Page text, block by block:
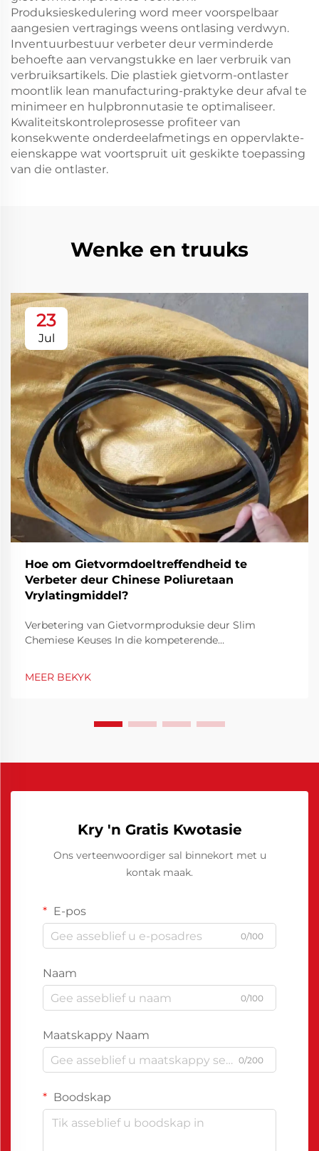
Produksieskedulering word meer voorspelbaar
aangesien vertragings weens ontlasing verdwyn.
Inventuurbestuur verbeter deur verminderde
behoefte aan vervangstukke en laer verbruik van
verbruiksartikels. Die plastiek gietvorm-ontlaster
moontlik lean manufacturing-praktyke deur afval te
minimeer en hulpbronnutasie te optimaliseer.
Kwaliteitskontroleprosesse profiteer van
konsekwente onderdeelafmetings en oppervlakte-
eienskappe wat voortspruit uit geskikte toepassing
van die ontlaster.
Wenke en truuks
23
Jul
Hoe om Gietvormdoeltreffendheid te
Verbeter deur Chinese Poliuretaan
Vrylatingmiddel?
Verbetering van Gietvormproduksie deur Slim
Chemiese Keuses In die kompeterende
prioriteit nie, maar ook 'n finansiële noodsaaklikheid.
MEER BEKYK
Kry 'n Gratis Kwotasie
Ons verteenwoordiger sal binnekort met u
kontak maak.
E-pos
0/100
Naam
0/100
Maatskappy Naam
0/200
Boodskap